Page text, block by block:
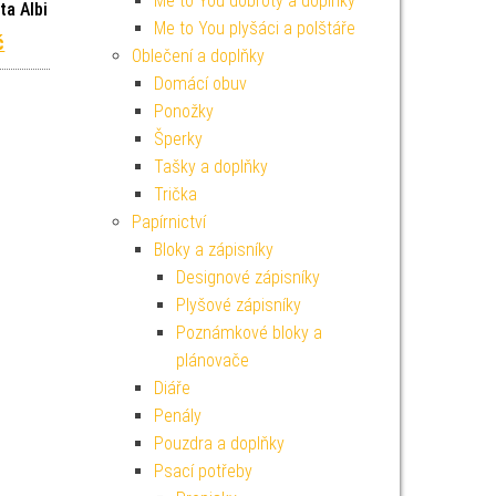
Albi
cena byla: 1 099 Kč.
Aktuální cena je: 989 Kč.
Me to You plyšáci a polštáře
Oblečení a doplňky
Domácí obuv
Ponožky
Šperky
Tašky a doplňky
Trička
Papírnictví
Bloky a zápisníky
Designové zápisníky
Plyšové zápisníky
Poznámkové bloky a
plánovače
Diáře
Penály
Pouzdra a doplňky
Psací potřeby